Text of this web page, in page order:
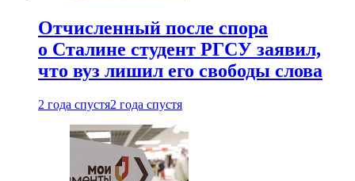
Отчисленный после спора
о Сталине студент РГСУ заявил,
что вуз лишил его свободы слова
2 года спустя2 года спустя